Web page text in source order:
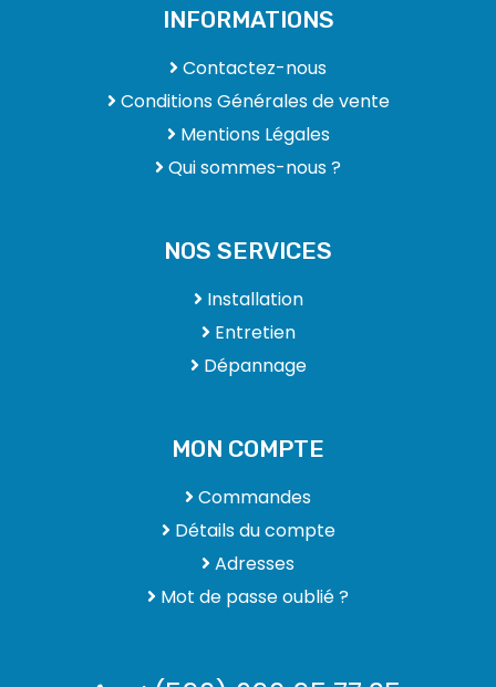
INFORMATIONS
Contactez-nous
Conditions Générales de vente
Mentions Légales
Qui sommes-nous ?
NOS SERVICES
Installation
Entretien
Dépannage
MON COMPTE
Commandes
Détails du compte
Adresses
Mot de passe oublié ?